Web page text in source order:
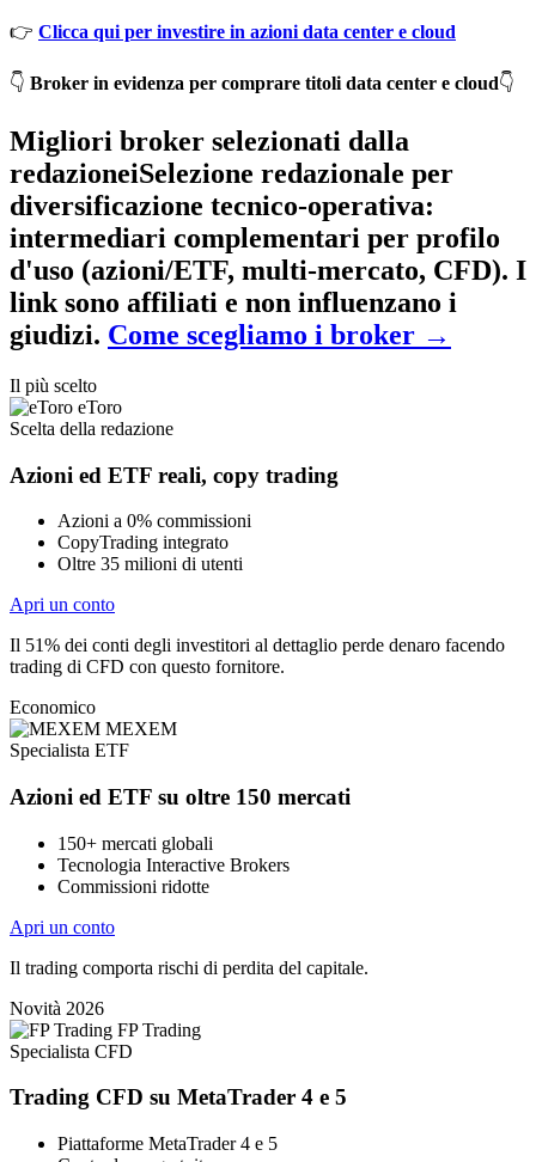
👉 Clicca qui per investire in azioni data center e cloud
👇 Broker in evidenza per comprare titoli data center e cloud👇
Migliori broker selezionati dalla
redazioneiSelezione redazionale per
diversificazione tecnico-operativa:
intermediari complementari per profilo
d'uso (azioni/ETF, multi-mercato, CFD). I
link sono affiliati e non influenzano i
giudizi. Come scegliamo i broker →
Il più scelto
eToro
Scelta della redazione
Azioni ed ETF reali, copy trading
Azioni a 0% commissioni
CopyTrading integrato
Oltre 35 milioni di utenti
Apri un conto
Il 51% dei conti degli investitori al dettaglio perde denaro facendo
trading di CFD con questo fornitore.
Economico
MEXEM
Specialista ETF
Azioni ed ETF su oltre 150 mercati
150+ mercati globali
Tecnologia Interactive Brokers
Commissioni ridotte
Apri un conto
Il trading comporta rischi di perdita del capitale.
Novità 2026
FP Trading
Specialista CFD
Trading CFD su MetaTrader 4 e 5
Piattaforme MetaTrader 4 e 5